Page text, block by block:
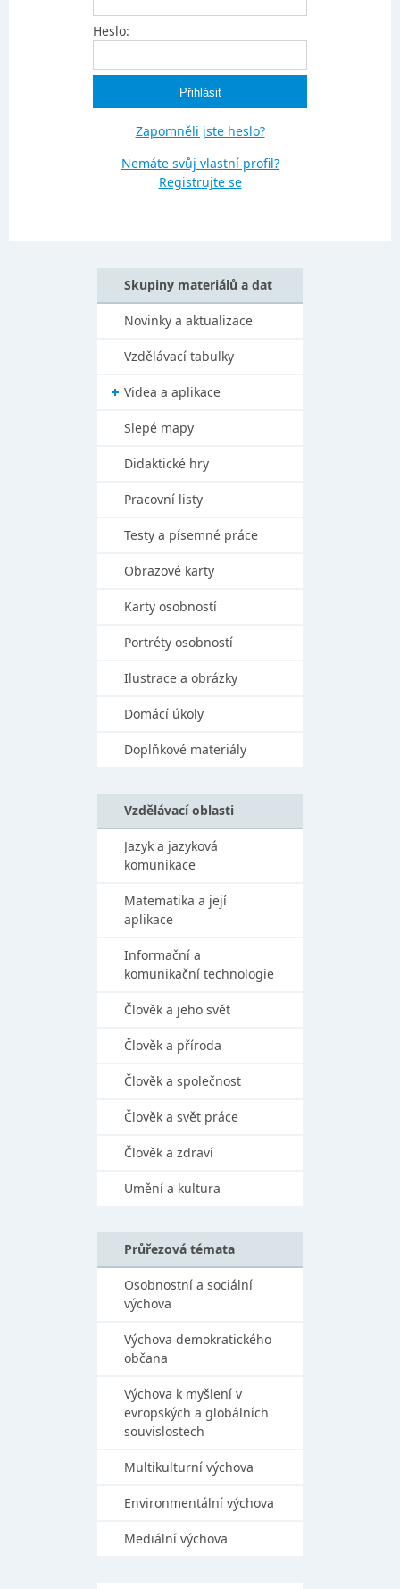
Heslo:
Zapomněli jste heslo?
Nemáte svůj vlastní profil?
Registrujte se
Skupiny materiálů a dat
Novinky a aktualizace
Vzdělávací tabulky
Videa a aplikace
Slepé mapy
Didaktické hry
Pracovní listy
Testy a písemné práce
Obrazové karty
Karty osobností
Portréty osobností
Ilustrace a obrázky
Domácí úkoly
Doplňkové materiály
Vzdělávací oblasti
Jazyk a jazyková
komunikace
Matematika a její
aplikace
Informační a
komunikační technologie
Člověk a jeho svět
Člověk a příroda
Člověk a společnost
Člověk a svět práce
Člověk a zdraví
Umění a kultura
Průřezová témata
Osobnostní a sociální
výchova
Výchova demokratického
občana
Výchova k myšlení v
evropských a globálních
souvislostech
Multikulturní výchova
Environmentální výchova
Mediální výchova